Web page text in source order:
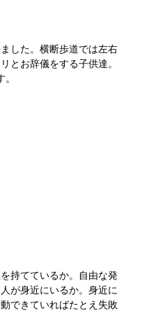
した。横断歩道では左右
とお辞儀をする子供達。
持てているか。自由な発
が身近にいるか。身近に
できていればたとえ失敗